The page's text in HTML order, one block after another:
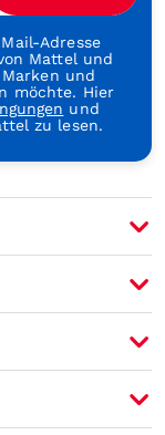
Adresse
Mattel und
und
möchte. Hier
und
zu lesen.